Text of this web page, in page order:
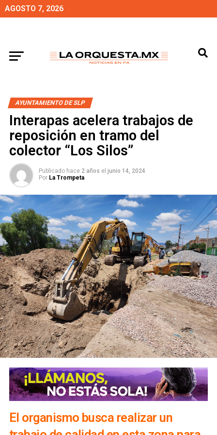
AGOSTO 7, 2026
AYUNTAMIENTO DE SLP
Interapas acelera trabajos de
reposición en tramo del
colector “Los Silos”
Publicado hace 2 años el junio 14, 2024
Por La Trompeta
El organismo busca realizar un